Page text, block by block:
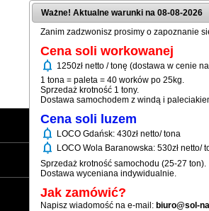
(+48) 12 333
Strona główna
Sól
Sól luzem
Ważne! Aktualne warunki na 08-08-2026
Zanim zadzwonisz prosimy o zapoznanie
Cena soli workowanej
notifications 1250zł netto / tonę (dostawa w cenie
1 tona = paleta = 40 worków po 25kg.
Sprzedaż krotność 1 tony.
Dostawa samochodem z windą i
Cena soli luzem
notifications LOCO Gdańsk: 430zł netto/ tona
notifications LOCO Wola Baranowska: 530zł netto/
Sprzedaż krotność samochodu (25-27 ton).
Dostawa wyceniana indywidualnie.
Jak zamówić?
Napisz wiadomość na e-mail: biuro@sol-